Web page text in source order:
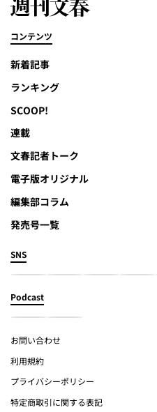
コンテンツ
新着記事
ランキング
SCOOP!
連載
文春記者トーク
電子版オリジナル
編集部コラム
発売号一覧
SNS
Podcast
お問い合わせ
利用規約
プライバシーポリシー
特定商取引に関する表記